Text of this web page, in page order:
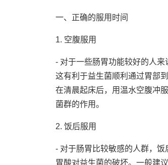
一、正确的服用时间
1. 空腹服用
- 对于一些肠胃功能较好的人
这有利于益生菌顺利通过胃部
在清晨起床后，用温水空腹冲
菌群的作用。
2. 饭后服用
- 对于肠胃比较敏感的人群，
胃酸对益生菌的破坏。一般建